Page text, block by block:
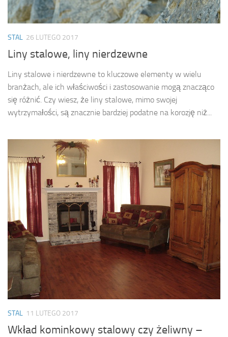
STAL 26 LUTEGO 2017
Liny stalowe, liny nierdzewne
Liny stalowe i nierdzewne to kluczowe elementy w wielu
branżach, ale ich właściwości i zastosowanie mogą znacząco
się różnić. Czy wiesz, że liny stalowe, mimo swojej
wytrzymałości, są znacznie bardziej podatne na korozję niż...
STAL 11 LUTEGO 2017
Wkład kominkowy stalowy czy żeliwny –